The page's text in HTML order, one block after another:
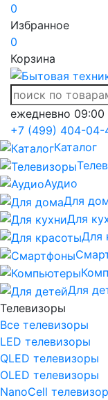
0
Избранное
0
Корзина
ежедневно 09:00
+7 (499) 404-04-
Каталог
Аудио
Для
Для
Для
Для
Телевизоры
Все телевизоры
LED телевизоры
QLED телевизоры
OLED телевизоры
NanoCell